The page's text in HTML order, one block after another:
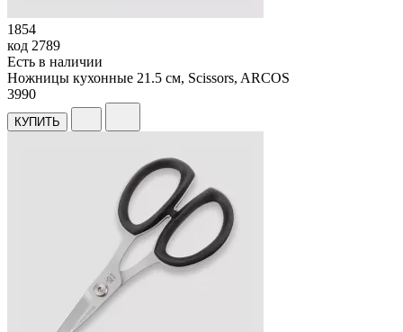
1854
код 2789
Есть в наличии
Ножницы кухонные 21.5 см, Scissors, ARCOS
3990
КУПИТЬ